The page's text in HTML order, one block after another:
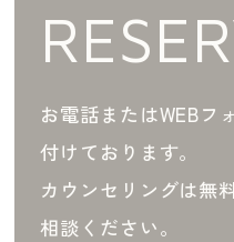
お電話またはWEBフ
付けております。
カウンセリングは無
相談ください。